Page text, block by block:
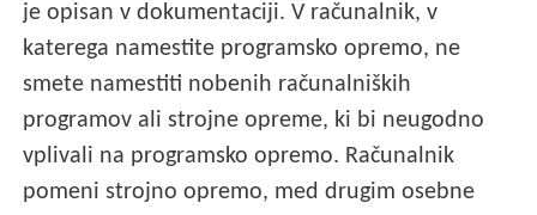
je opisan v dokumentaciji. V računalnik, v
katerega namestite programsko opremo, ne
smete namestiti nobenih računalniških
programov ali strojne opreme, ki bi neugodno
vplivali na programsko opremo. Računalnik
pomeni strojno opremo, med drugim osebne